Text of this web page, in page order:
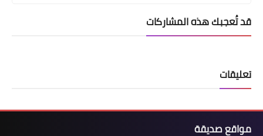
قد تُعجبك هذه المشاركات
تعليقات
مواقع صديقة